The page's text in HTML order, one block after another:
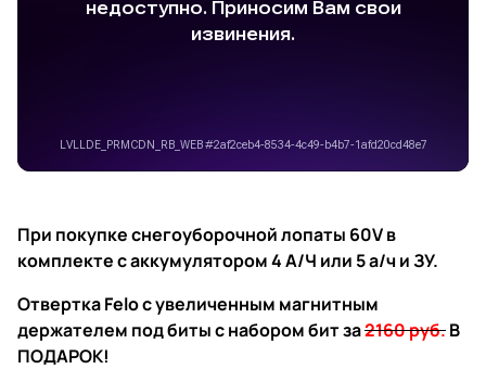
При покупке снегоуборочной лопаты 60V в
комплекте с аккумулятором 4 А/Ч или 5 а/ч и ЗУ.
Отвертка Felo с увеличенным магнитным
держателем под биты с набором битза2160 руб.В
ПОДАРОК!